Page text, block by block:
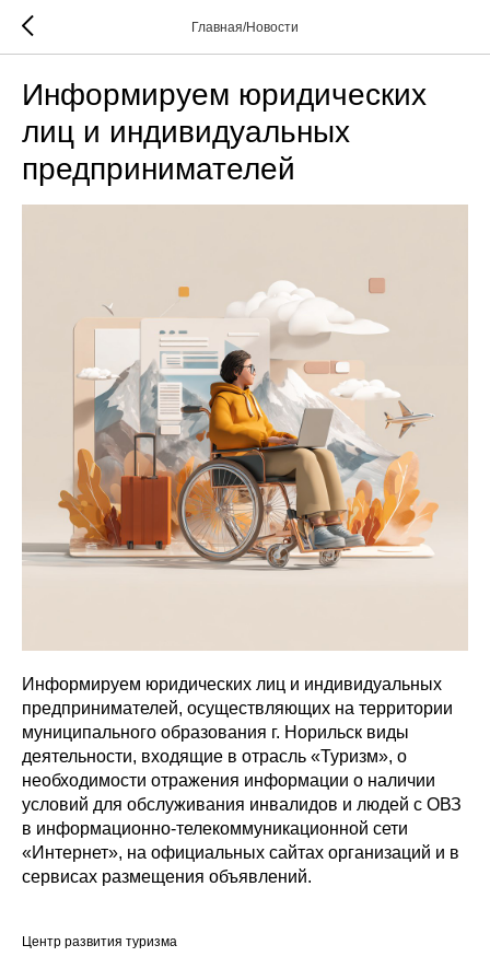
Главная/Новости
Информируем юридических
лиц и индивидуальных
предпринимателей
Информируем юридических лиц и индивидуальных
предпринимателей, осуществляющих на территории
муниципального образования г. Норильск виды
деятельности, входящие в отрасль «Туризм», о
необходимости отражения информации о наличии
условий для обслуживания инвалидов и людей с ОВЗ
в информационно-телекоммуникационной сети
«Интернет», на официальных сайтах организаций и в
сервисах размещения объявлений.
Центр развития туризма